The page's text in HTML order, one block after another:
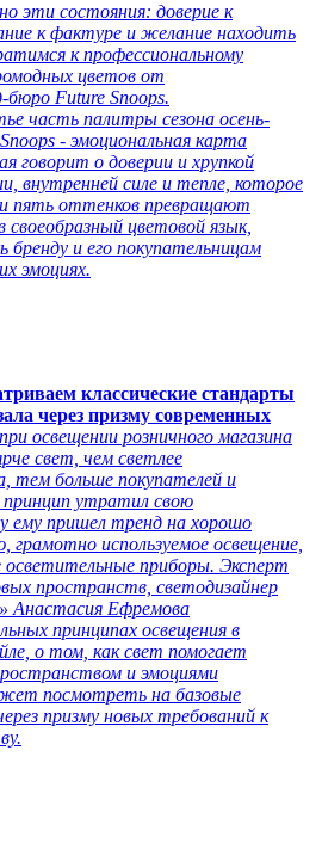
эти состояния: доверие к
к фактуре и желание находить
к профессиональному
цветов от
Future Snoops.
часть палитры сезона осень-
- эмоциональная карта
говорит о доверии и хрупкой
внутренней силе и тепле, которое
пять оттенков превращают
своеобразный цветовой язык,
и его покупательницам
эмоциях.
классические стандарты
через призму современных
освещении розничного магазина
свет, чем светлее
тем больше покупателей и
утратил свою
ему пришел тренд на хорошо
грамотно используемое освещение,
осветительные приборы. Эксперт
пространств, светодизайнер
Анастасия Ефремова
принципах освещения в
о том, как свет помогает
и эмоциями
посмотреть на базовые
призму новых требований к